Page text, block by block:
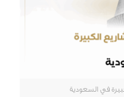
في السعودية